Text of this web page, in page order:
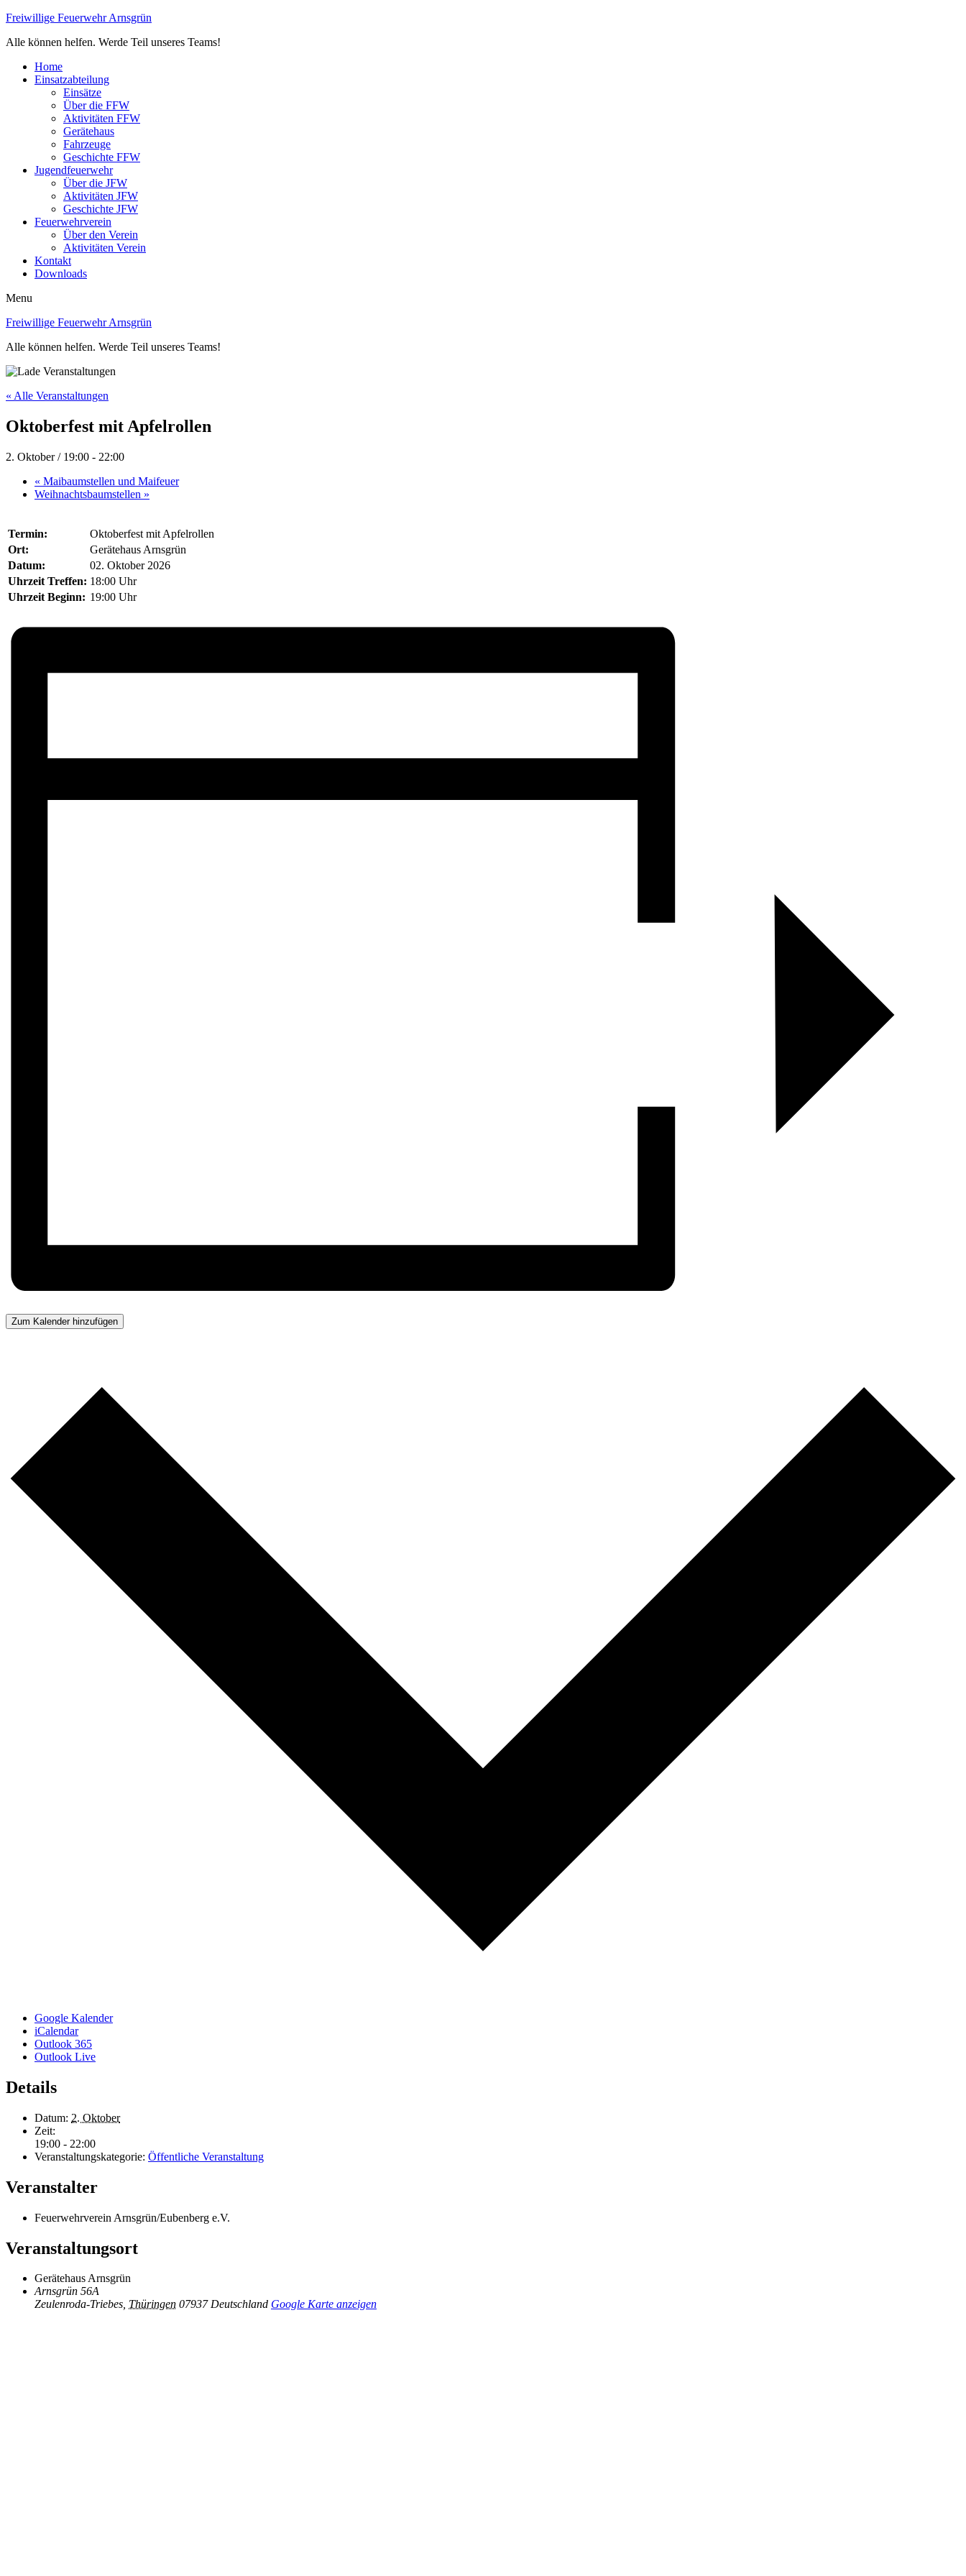
Freiwillige Feuerwehr Arnsgrün
Alle können helfen. Werde Teil unseres Teams!
Home
Einsatzabteilung
Einsätze
Über die FFW
Aktivitäten FFW
Gerätehaus
Fahrzeuge
Geschichte FFW
Jugendfeuerwehr
Über die JFW
Aktivitäten JFW
Geschichte JFW
Feuerwehrverein
Über den Verein
Aktivitäten Verein
Kontakt
Downloads
Menu
Freiwillige Feuerwehr Arnsgrün
Alle können helfen. Werde Teil unseres Teams!
« Alle Veranstaltungen
Oktoberfest mit Apfelrollen
2. Oktober / 19:00 - 22:00
« Maibaumstellen und Maifeuer
Weihnachtsbaumstellen »
Termin:
Oktoberfest mit Apfelrollen
Ort:
Gerätehaus Arnsgrün
Datum:
02. Oktober 2026
Uhrzeit Treffen: 18:00 Uhr
Uhrzeit Beginn: 19:00 Uhr
Zum Kalender hinzufügen
Google Kalender
iCalendar
Outlook 365
Outlook Live
Details
Datum: 2. Oktober
Zeit:
19:00 - 22:00
Veranstaltungskategorie: Öffentliche Veranstaltung
Veranstalter
Feuerwehrverein Arnsgrün/Eubenberg e.V.
Veranstaltungsort
Gerätehaus Arnsgrün
Arnsgrün 56A
Zeulenroda-Triebes, Thüringen 07937 Deutschland Google Karte anzeigen